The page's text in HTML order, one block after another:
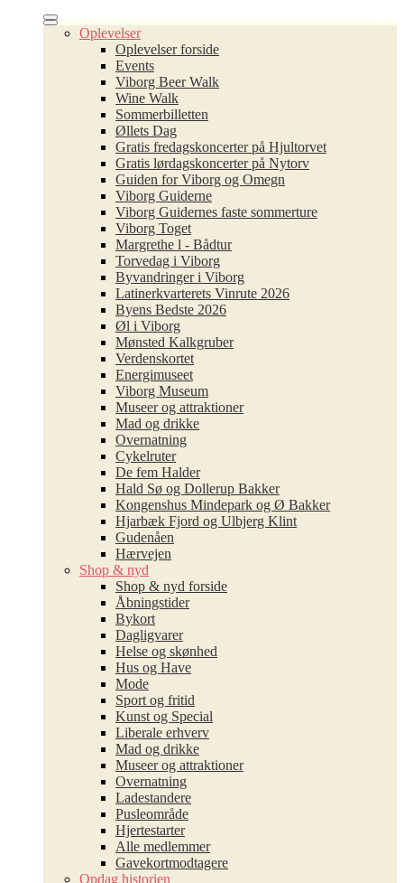
Oplevelser
Oplevelser forside
Events
Viborg Beer Walk
Wine Walk
Sommerbilletten
Øllets Dag
Gratis fredagskoncerter på Hjultorvet
Gratis lørdagskoncerter på Nytorv
Guiden for Viborg og Omegn
Viborg Guiderne
Viborg Guidernes faste sommerture
Viborg Toget
Margrethe l - Bådtur
Torvedag i Viborg
Byvandringer i Viborg
Latinerkvarterets Vinrute 2026
Byens Bedste 2026
Øl i Viborg
Mønsted Kalkgruber
Verdenskortet
Energimuseet
Viborg Museum
Museer og attraktioner
Mad og drikke
Overnatning
Cykelruter
De fem Halder
Hald Sø og Dollerup Bakker
Kongenshus Mindepark og Ø Bakker
Hjarbæk Fjord og Ulbjerg Klint
Gudenåen
Hærvejen
Shop & nyd
Shop & nyd forside
Åbningstider
Bykort
Dagligvarer
Helse og skønhed
Hus og Have
Mode
Sport og fritid
Kunst og Special
Liberale erhverv
Mad og drikke
Museer og attraktioner
Overnatning
Ladestandere
Pusleområde
Hjertestarter
Alle medlemmer
Gavekortmodtagere
Opdag historien